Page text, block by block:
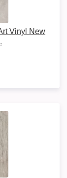
Vinyl New